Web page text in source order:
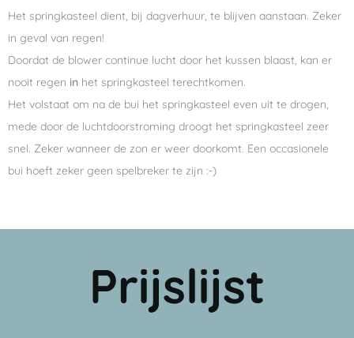
Het springkasteel dient, bij dagverhuur, te blijven aanstaan. Zeker
in geval van regen!
Doordat de blower continue lucht door het kussen blaast, kan er
nooit regen in het springkasteel terechtkomen.
Het volstaat om na de bui het springkasteel even uit te drogen,
mede door de luchtdoorstroming droogt het springkasteel zeer
snel. Zeker wanneer de zon er weer doorkomt. Een occasionele
bui hoeft zeker geen spelbreker te zijn :-)
Prijslijst